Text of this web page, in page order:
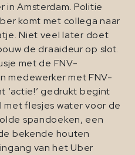
in Amsterdam. Politie
komt met collega naar
Niet veel later doet
de draaideur op slot.
met de FNV-
medewerker met FNV-
‘actie!’ gedrukt begint
flesjes water voor de
spandoeken, een
bekende houten
van het Uber